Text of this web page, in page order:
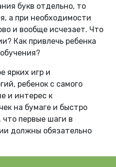
букв отдельно, то
а при необходимости
и вообще исчезает. Что
Как привлечь ребенка
ярких игр и
ребенок с самого
и интерес к
на бумаге и быстро
что первые шаги в
должны обязательно